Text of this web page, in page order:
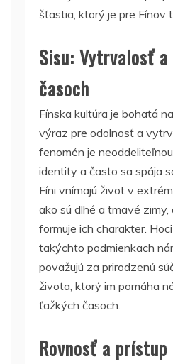
šťastia, ktorý je pre Fínov
Sisu: Vytrvalosť
časoch
Fínska kultúra je bohatá
výraz pre odolnosť a
fenomén je
identity a často sa spája
Fíni vnímajú život v
ako sú dlhé a tmavé
formuje ich charakter.
takýchto podmienkach
považujú za prirodzenú
života, ktorý im pomáha
ťažkých časoch.
Rovnosť a